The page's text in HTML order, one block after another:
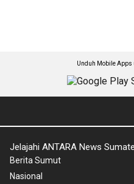
Unduh Mobile Apps
Jelajahi ANTARA News
Berita Sumut
Nasional